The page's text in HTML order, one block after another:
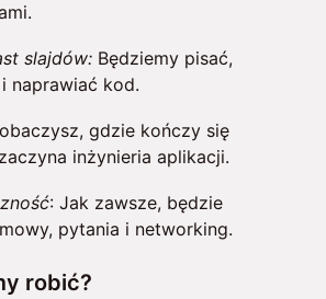
slajdów: Będziemy pisać,
naprawiać kod.
gdzie kończy się
inżynieria aplikacji.
: Jak zawsze, będzie
pytania i networking.
robić?